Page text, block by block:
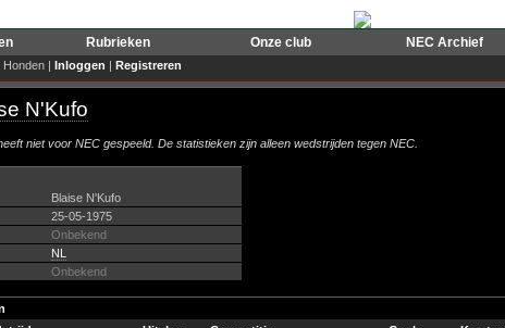
Rubrieken Onze club NEC Archief
| Inloggen | Registreren
N'Kufo
niet voor NEC gespeeld. De statistieken zijn alleen wedstrijden tegen NEC.
Blaise N'Kufo
25-05-1975
Onbekend
NL
Onbekend